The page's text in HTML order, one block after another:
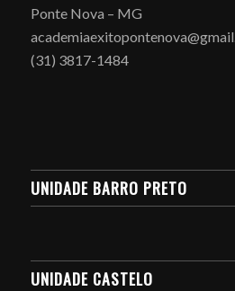
Ponte Nova – MG
(31) 3817-1484
UNIDADE BARRO PRETO
UNIDADE CASTELO